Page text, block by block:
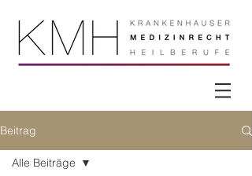
Beitrag
Alle Beiträge